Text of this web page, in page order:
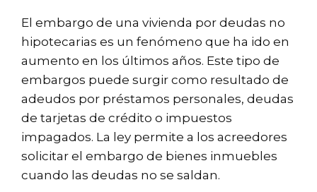
El embargo de una vivienda por deudas no
hipotecarias es un fenómeno que ha ido en
aumento en los últimos años. Este tipo de
embargos puede surgir como resultado de
adeudos por préstamos personales, deudas
de tarjetas de crédito o impuestos
impagados. La ley permite a los acreedores
solicitar el embargo de bienes inmuebles
cuando las deudas no se saldan.